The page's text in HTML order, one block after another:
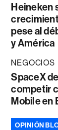
Heineken
pese al
y América
NEGOCIOS
SpaceX
competir
Mobile en
OPINIÓN